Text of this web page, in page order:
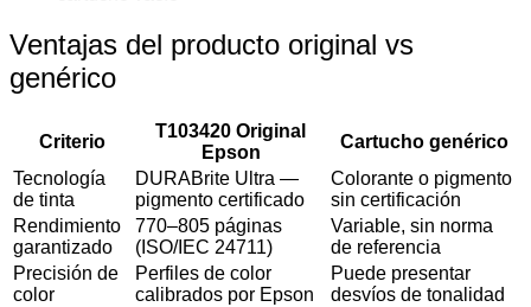
Ventajas del producto original vs
genérico
Criterio
T103420 Original
Epson
Cartucho genérico
Tecnología
de tinta
DURABrite Ultra —
pigmento certificado
Colorante o pigmento
sin certificación
Rendimiento
garantizado
770–805 páginas
(ISO/IEC 24711)
Variable, sin norma
de referencia
Precisión de
color
Perfiles de color
calibrados por Epson
Puede presentar
desvíos de tonalidad